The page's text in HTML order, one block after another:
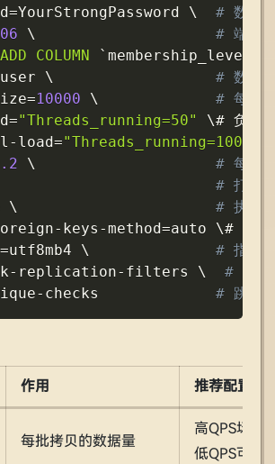
=YourStrongPassword \
# 数据
\
# 端口
COLUMN ` membership_level
user \
# 数据
=10000 \
# 每批
="Threads_running=50" \# 负载
load="Threads_running=100"
\
# 每批
# 打印
\
# 执行
keys-method=auto \
=utf8mb4 \
# 指定
replication-filters \
# 忽略
unique-checks # 跳过
作用 推荐配置
每批拷贝的数据量
高QPS场景
低QPS可设